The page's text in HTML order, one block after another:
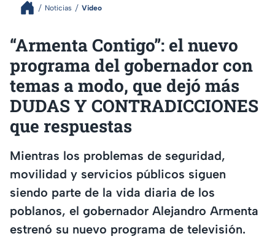
Noticias Video
“Armenta Contigo”: el nuevo
programa del gobernador con
temas a modo, que dejó más
DUDAS Y CONTRADICCIONES
que respuestas
Mientras los problemas de seguridad,
movilidad y servicios públicos siguen
siendo parte de la vida diaria de los
poblanos, el gobernador Alejandro Armenta
estrenó su nuevo programa de televisión.